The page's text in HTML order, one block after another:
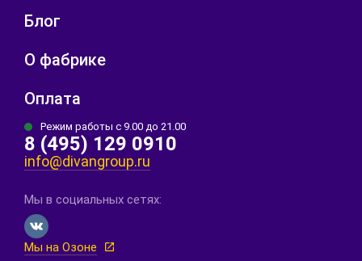
Блог
О фабрике
Оплата
Режим работы с 9.00 до 21.00
8 (495) 129 0910
info@divangroup.ru
Мы в социальных сетях:
Мы на Озоне